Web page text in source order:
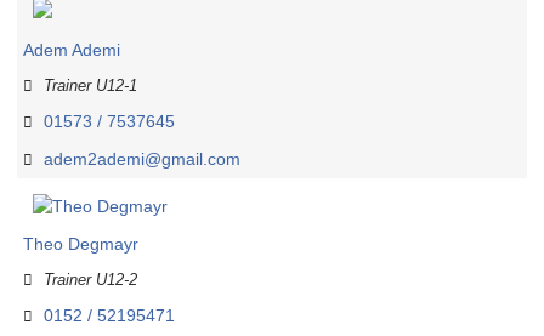
Adem Ademi
Trainer U12-1
01573 / 7537645
adem2ademi@gmail.com
Theo Degmayr
Trainer U12-2
0152 / 52195471